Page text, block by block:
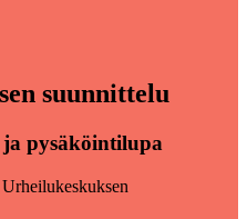
suunnittelu
pysäköintilupa